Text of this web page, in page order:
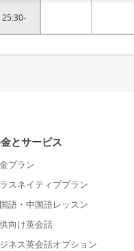
25:30-
とサービス
プラン
スネイティブプラン
語・中国語レッスン
向け英会話
ネス英会話オプション